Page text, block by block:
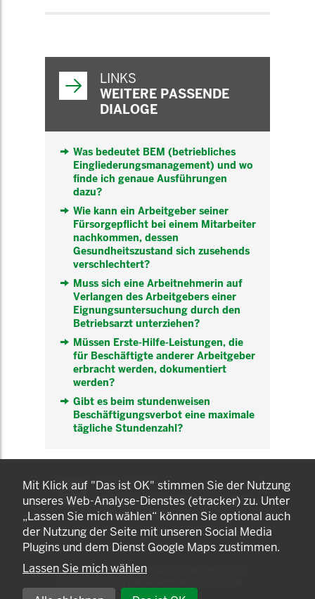
LINKS
WEITERE PASSENDE
DIALOGE
Was bedeutet BEM (betriebliches
Eingliederungsmanagement) und wo
finde ich genaue Ausführungen
dazu?
Wie kann ein Arbeitgeber seiner
Fürsorgepflicht bei einem Mitarbeiter
nachkommen, dessen
Gesundheitszustand sich zusehends
verschlechtert?
Muss sich eine Arbeitnehmerin auf
Verlangen des Arbeitgebers einer
Eignungsuntersuchung durch den
Betriebsarzt unterziehen?
Müssen Erste-Hilfe-Leistungen, die
für Beschäftigte anderer Arbeitgeber
erbracht werden, dokumentiert
werden?
Gibt es beim stundenweisen
Beschäftigungsverbot eine maximale
tägliche Stundenzahl?
KOMNET
GUT BERATEN. GESUND
ARBEITEN.
© 2025 LANDESAMT FÜR GESUNDHEIT UND
Mit Klick auf "Das ist OK" stimmen Sie der Nutzung
unseres Web-Analyse-Dienstes (etracker) zu. Unter
„Lassen Sie mich wählen“ können Sie optional auch
der Nutzung der Seite mit unseren Social Media
Plugins und dem Dienst Google Maps zustimmen.
Lassen Sie mich wählen